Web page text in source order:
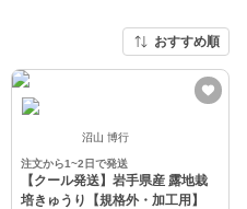
おすすめ順
沼山 博行
注文から1~2日で発送
【クール発送】岩手県産 露地栽
培きゅうり【規格外・加工用】